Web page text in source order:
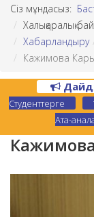
Сіз мұндасыз:
Халықаралық
Хабарландыру
Кажимова
Студенттерге
Ата-